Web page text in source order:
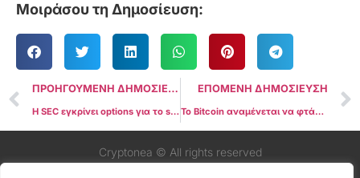
Μοιράσου τη Δημοσίευση:
ΠΡΟΗΓΟΥΜΕΝΗ ΔΗΜΟΣΙΕΥΣΗ
Η SEC εγκρίνει options για το spot Bitcoin ETF της BlackRock
ΕΠΟΜΕΝΗ ΔΗΜΟΣΙΕΥΣΗ
Το Bitcoin αναμένεται να φτάσει τα $200.000 μέχρι τα τέλη του 2025, χωρίς να επηρεάζεται από τα αποτελέσματα των εκλογών
Cryptonea © All rights reserved